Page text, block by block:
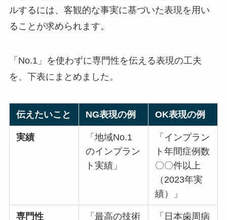
ルするには、客観的な事実に基づいた表現を用い
ることが求められます。
「No.1」を使わずに専門性を伝える表現の工夫
を、下表にまとめました。
伝えたいこと NG表現の例 OK表現の例
実績
「地域No.1
のインプラン
ト実績」
「インプラン
ト年間症例数
〇〇件以上
（2023年実
績）」
専門性
「最高の技術
「日本歯周病